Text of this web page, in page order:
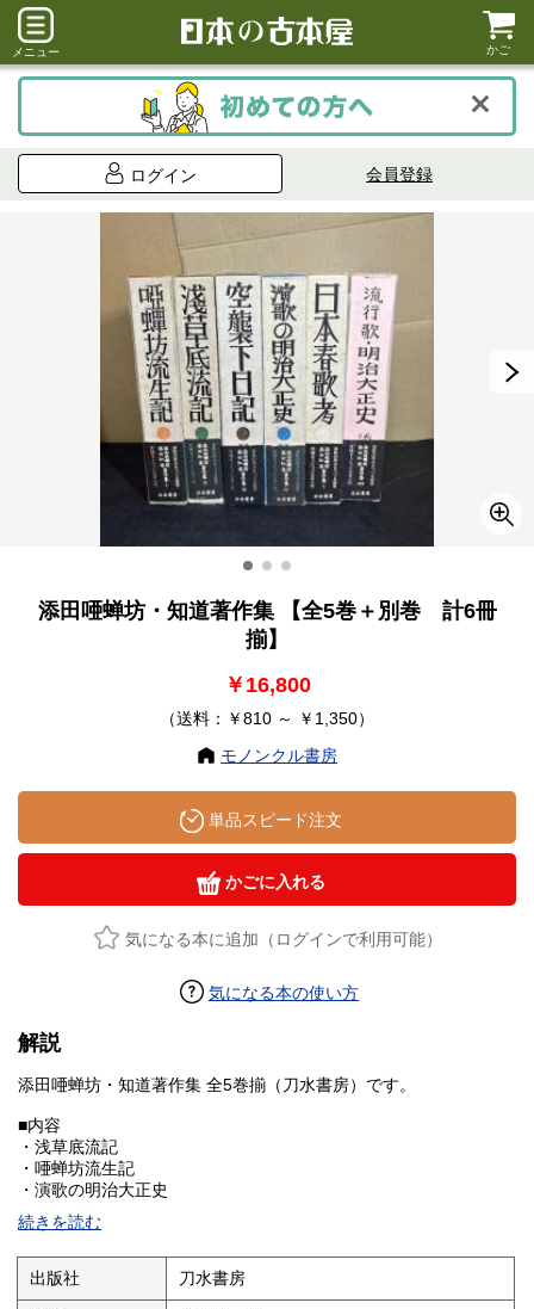
メニュー かご
ログイン 会員登録
添田唖蝉坊・知道著作集 【全5巻＋別巻 計6冊
揃】
￥16,800
（送料：￥810 ～ ￥1,350）
モノンクル書房
単品スピード注文
かごに入れる
気になる本に追加（ログインで利用可能）
気になる本の使い方
解説
添田唖蝉坊・知道著作集 全5巻揃（刀水書房）です。
■内容
・浅草底流記
・唖蝉坊流生記
・演歌の明治大正史
・日本春歌考
・空想・日記
ほか
明治〜大正期の演歌・民衆文化・社会風俗を知る上で重要な著作
集です。
続きを読む
出版社 刀水書房